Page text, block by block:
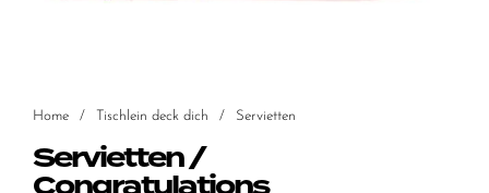
Home / Tischlein deck dich / Servietten
Servietten /